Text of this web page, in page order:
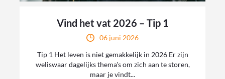
Vind het vat 2026 – Tip 1
06 juni 2026
Tip 1 Het leven is niet gemakkelijk in 2026 Er zijn
weliswaar dagelijks thema's om zich aan te storen,
maar je vindt...